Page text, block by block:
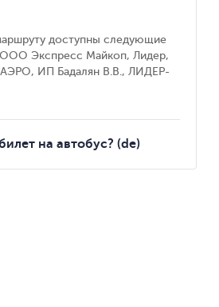
доступны следующие
ООО Экспресс Майкоп, Лидер,
ИП Бадалян В.В., ЛИДЕР-
на автобус? (de)